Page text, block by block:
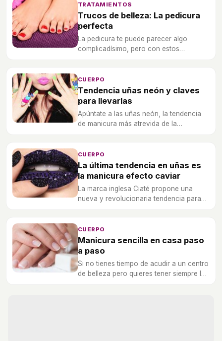
TRATAMIENTOS
Trucos de belleza: La pedicura
perfecta
La pedicura te puede parecer algo
complicadísimo, pero con estos
CUERPO
Tendencia uñas neón y claves
para llevarlas
Apúntate a las uñas neón, la tendencia
de manicura más atrevida de la
CUERPO
La última tendencia en uñas es
la manicura efecto caviar
La marca inglesa Ciaté propone una
nueva y revolucionaria tendencia para
CUERPO
Manicura sencilla en casa paso
a paso
Si no tienes tiempo de acudir a un centro
de belleza pero quieres tener siempre las